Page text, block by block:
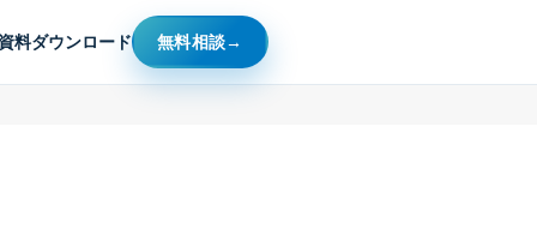
料ダウンロード 無料相談